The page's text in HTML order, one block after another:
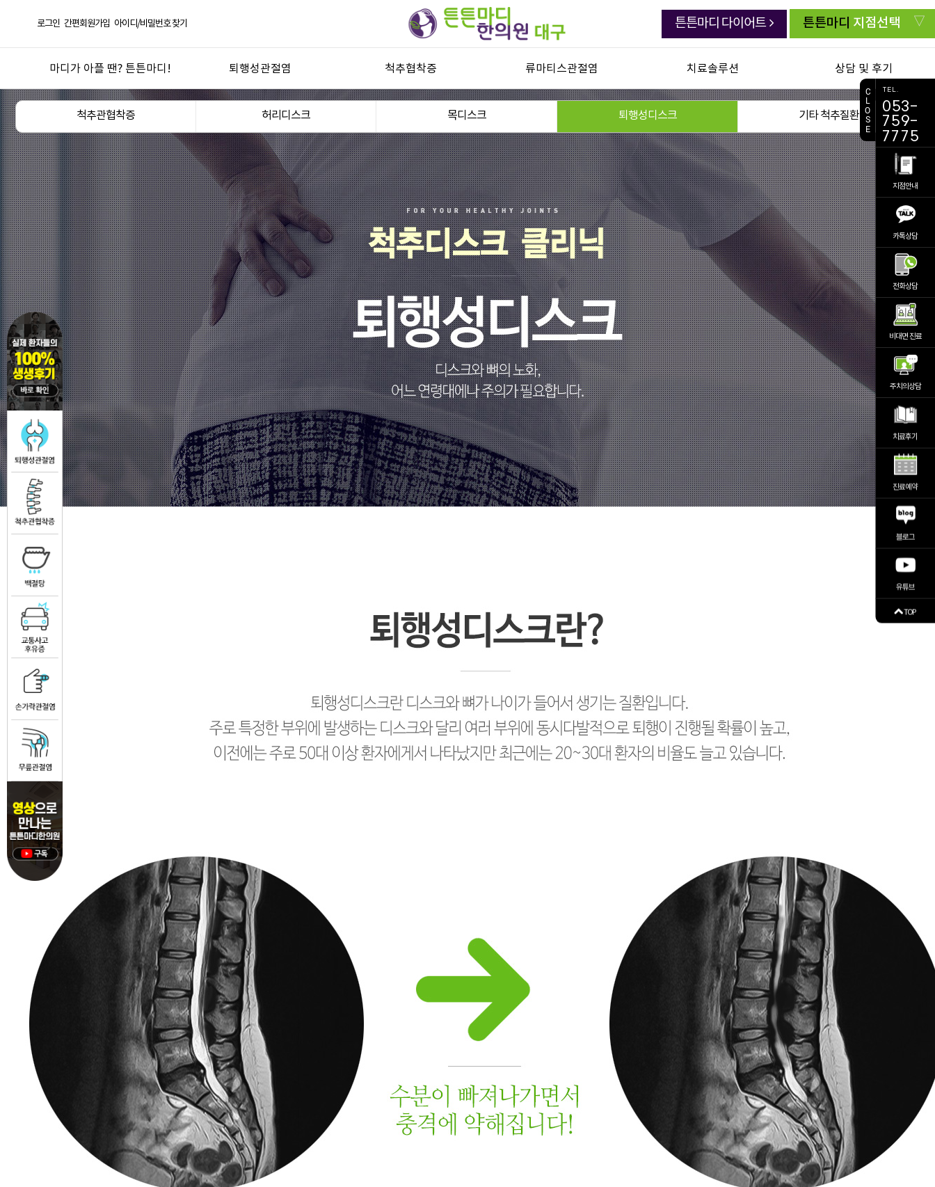
로그인 간편회원가입 아이디/비밀번호 찾기 튼튼마디 다이어트 튼튼마디 지점선택
마디가 아플 땐? 튼튼마디! 퇴행성관절염 척추협착증 류마티스관절염 치료솔루션 상담 및 후기
선택! 튼튼마디
튼튼마디 연혁
좋은약재 안심탕전
언론 보도 및 칼럼
튼튼마디 TV
도서
진료절차
지점안내
퇴행성관절염
반월상연골손상
무릎연골연화증
산후관절통
기타 관절질환
관절건강생활
목디스크
퇴행성디스크
기타 척추질환
추나요법
첩약 건강보험
교통사고 후유증
치료생생 동영상
생생치료 후기
자주묻는 질문
주치의 상담실
전화상담 요청
진료 예약
비대면 진료
의료진소개
공지사항
척추관협착증 허리디스크 목디스크 퇴행성디스크 기타 척추질환
C
L
O
S
E
TEL.
053-
759-
7775
지점안내
카톡상담
전화상담
비대면 진료
주치의상담
치료후기
진료예약
블로그
유튜브
TOP